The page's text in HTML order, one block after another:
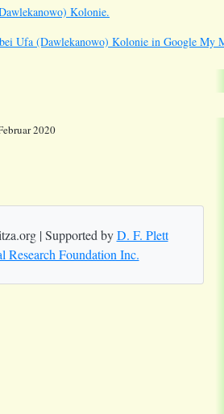
Kolonie.
Ufa (Dawlekanowo) Kolonie in Google My
2020
| Supported byD. F. Plett
Research Foundation Inc.